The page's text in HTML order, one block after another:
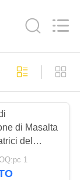
140
di Masalta
del
tempo di
1